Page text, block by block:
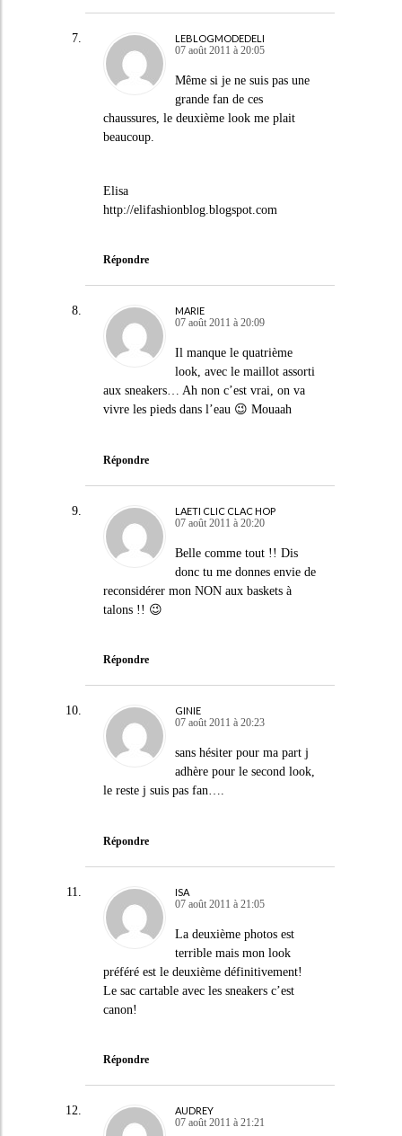
LEBLOGMODEDELI
07 août 2011 à 20:05
Même si je ne suis pas une
grande fan de ces
chaussures, le deuxième look me plait
beaucoup.
Elisa
http://elifashionblog.blogspot.com
Répondre
MARIE
07 août 2011 à 20:09
Il manque le quatrième
look, avec le maillot assorti
aux sneakers… Ah non c’est vrai, on va
vivre les pieds dans l’eau 😉 Mouaah
Répondre
LAETI CLIC CLAC HOP
07 août 2011 à 20:20
Belle comme tout !! Dis
donc tu me donnes envie de
reconsidérer mon NON aux baskets à
talons !! 😉
Répondre
GINIE
07 août 2011 à 20:23
sans hésiter pour ma part j
adhère pour le second look,
le reste j suis pas fan….
Répondre
ISA
07 août 2011 à 21:05
La deuxième photos est
terrible mais mon look
préféré est le deuxième définitivement!
Le sac cartable avec les sneakers c’est
canon!
Répondre
AUDREY
07 août 2011 à 21:21